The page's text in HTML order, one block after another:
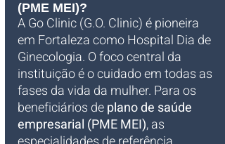
(PME MEI)?
A Go Clinic (G.O. Clinic) é pioneira
em Fortaleza como Hospital Dia de
Ginecologia. O foco central da
instituição é o cuidado em todas as
fases da vida da mulher. Para os
beneficiários de plano de saúde
empresarial (PME MEI), as